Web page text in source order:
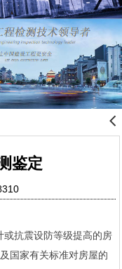
󰊒
鉴定
或抗震设防等级提高的房
国家有关标准对房屋的